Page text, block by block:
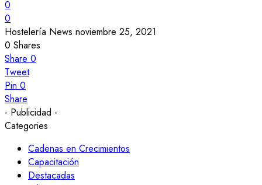
0
0
Hostelería News noviembre 25, 2021
0 Shares
Share 0
Tweet
Pin 0
Share
- Publicidad -
Categories
Cadenas en Crecimientos
Capacitación
Destacadas